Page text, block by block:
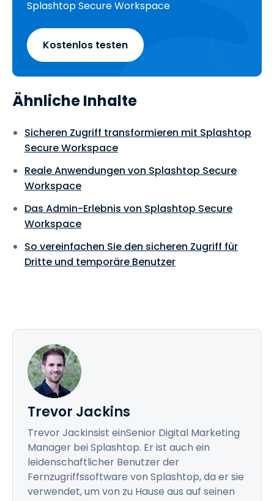
Splashtop Secure Workspace
Kostenlos testen
Ähnliche Inhalte
Sicheren Zugriff transformieren mit Splashtop
Secure Workspace
Reale Anwendungen von Splashtop Secure
Workspace
Das Admin-Erlebnis von Splashtop Secure
Workspace
So vereinfachen Sie den sicheren Zugriff für
Dritte und temporäre Benutzer
Trevor Jackins
Trevor Jackinsist einSenior Digital Marketing
Manager bei Splashtop. Er ist auch ein
leidenschaftlicher Benutzer der
Fernzugriffssoftware von Splashtop, da er sie
verwendet, um von zu Hause aus auf seinen